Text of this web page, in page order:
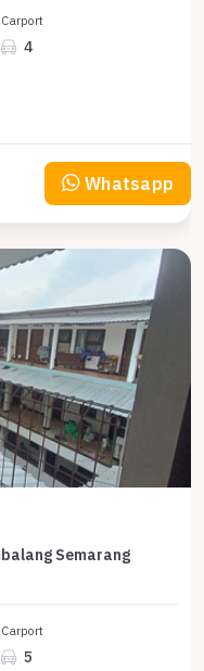
Carport
4
Whatsapp
Semarang
Carport
5